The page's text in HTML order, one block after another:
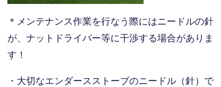
＊メンテナンス作業を行なう際にはニードルの針
が、ナットドライバー等に干渉する場合がありま
す！
・大切なエンダースストーブのニードル（針）で